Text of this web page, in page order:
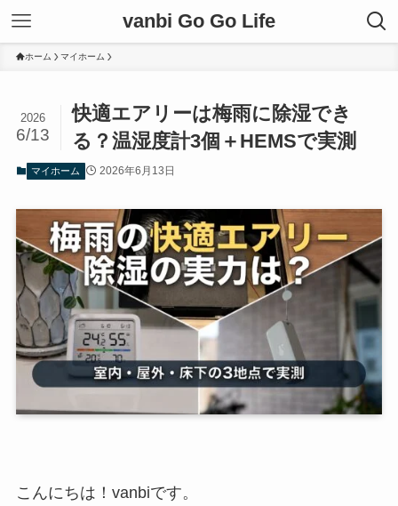
vanbi Go Go Life
ホーム マイホーム
快適エアリーは梅雨に除湿でき
る？温湿度計3個＋HEMSで実測
2026
6/13
マイホーム 2026年6月13日
こんにちは！vanbiです。